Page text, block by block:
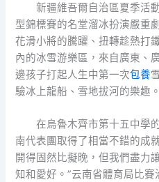
新疆維吾爾自治區夏季活
型錦標賽的名堂溜冰扮演嚴重
花滑小將的騰躍、扭轉趁熱打
內的冰雪游樂區，來自廣東、
邊孩子打起人生中第一次包養
驗冰上龍船、雪地拔河的樂趣。
在烏魯木齊市第十五中學
南代表團取得了相當不錯的成
開得固然比擬晚，但我們盡力
知和愛好。”云南省體育局比